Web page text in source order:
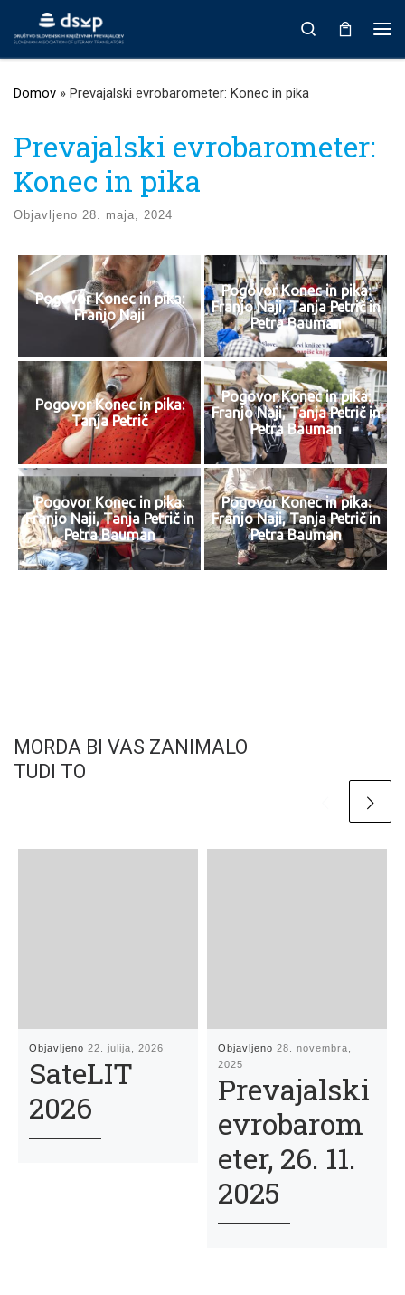
Prikaži vso vsebino
Search
Domov » Prevajalski evrobarometer: Konec in pika
Prevajalski evrobarometer:
Konec in pika
Objavljeno 28. maja, 2024
Pogovor Konec in pika:
Franjo Naji
Pogovor Konec in pika:
Franjo Naji, Tanja Petrič in
Petra Bauman
Pogovor Konec in pika:
Tanja Petrič
Pogovor Konec in pika:
Franjo Naji, Tanja Petrič in
Petra Bauman
Pogovor Konec in pika:
Franjo Naji, Tanja Petrič in
Petra Bauman
Pogovor Konec in pika:
Franjo Naji, Tanja Petrič in
Petra Bauman
MORDA BI VAS ZANIMALO
TUDI TO
Objavljeno22. julija, 2026
SateLIT
2026
Objavljeno28. novembra,
2025
Prevajalski
evrobarom
eter, 26. 11.
2025